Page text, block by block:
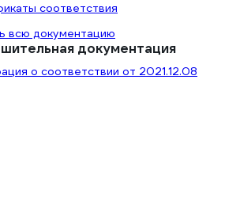
соответствия
всю документацию
документация
о соответствии от 2021.12.08